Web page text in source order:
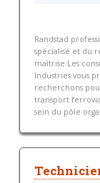
Randstad
spécialisé et du
maîtrise.Les
Industries vous
recherchons
transport
sein du pôle